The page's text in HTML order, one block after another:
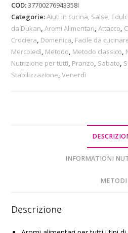
COD:37700276943358I
Categorie:Aiuti in cucina, Salse,
da Dukan,Aromi Alimentari,Attacco,
Crociera, Domenica, Facile da
Mercoledì, Metodo, Metodo classico,
Nutrizione per tutti, Pranzo, Sabato,
Stabilizzazione,Venerdì
INFORMATIONI
METODI
Descrizione